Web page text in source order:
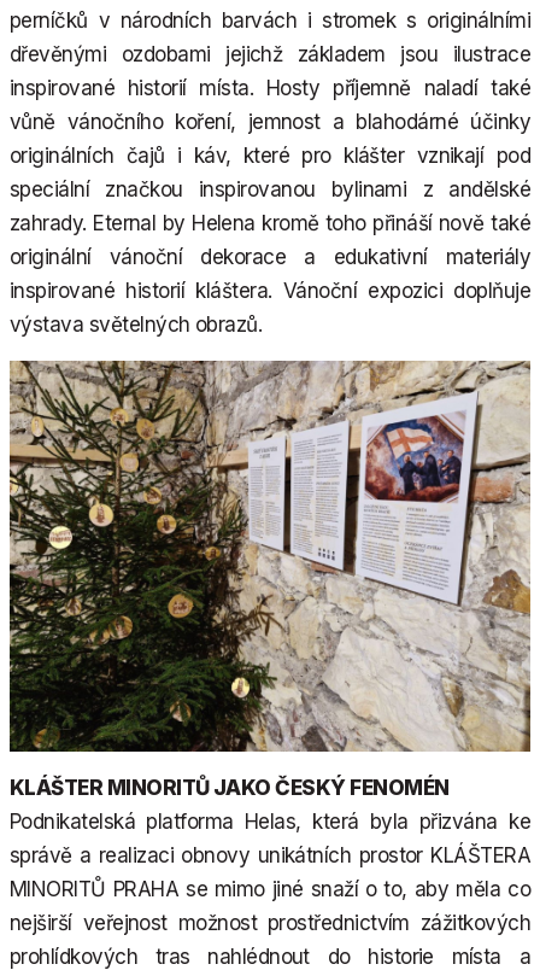
perníčků v národních barvách i stromek s originálními
dřevěnými ozdobami jejichž základem jsou ilustrace
inspirované historií místa. Hosty příjemně naladí také
vůně vánočního koření, jemnost a blahodárné účinky
originálních čajů i káv, které pro klášter vznikají pod
speciální značkou inspirovanou bylinami z andělské
zahrady. Eternal by Helena kromě toho přináší nově také
originální vánoční dekorace a edukativní materiály
inspirované historií kláštera. Vánoční expozici doplňuje
výstava světelných obrazů.
KLÁŠTER MINORITŮ JAKO ČESKÝ FENOMÉN
Podnikatelská platforma Helas, která byla přizvána ke
správě a realizaci obnovy unikátních prostor KLÁŠTERA
MINORITŮ PRAHA se mimo jiné snaží o to, aby měla co
nejširší veřejnost možnost prostřednictvím zážitkových
prohlídkových tras nahlédnout do historie místa a